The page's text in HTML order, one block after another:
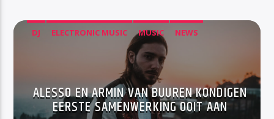
DJ ELECTRONIC MUSIC MUSIC NEWS
ALESSO EN ARMIN VAN BUUREN KONDIGEN
EERSTE SAMENWERKING OOIT AAN